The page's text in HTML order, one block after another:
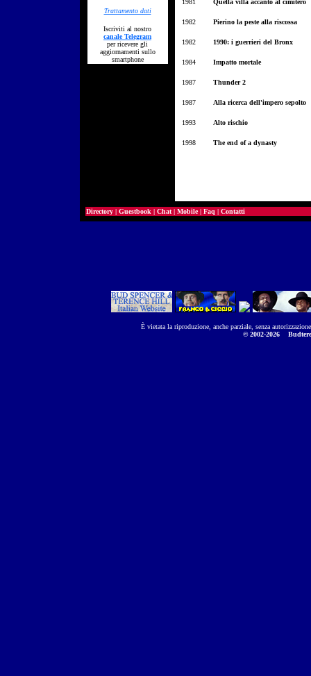
Trattamento dati
Iscriviti al nostro
canale Telegram
per ricevere gli
aggiornamenti sullo
smartphone
1981 Quella villa accanto al cimitero
1982 Pierino la peste alla riscossa
1982 1990: i guerrieri del Bronx
1984 Impatto mortale
1987 Thunder 2
1987 Alla ricerca dell'impero sepolto
1993 Alto rischio
1998 The end of a dynasty
Directory | Guestbook | Chat | Mobile| Faq | Contatti
È vietata la riproduzione, anche parziale, senza
© 2002-2026